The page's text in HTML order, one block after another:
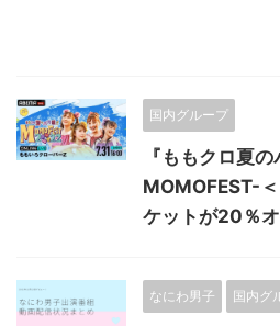
国内グループ
『ももクロ夏
MOMOFEST-
ケットが20％
なにわ男子 国内グ